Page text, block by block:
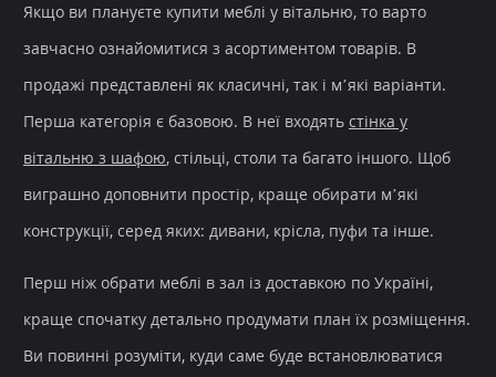
Якщо ви плануєте купити меблі у вітальню, то варто
завчасно ознайомитися з асортиментом товарів. В
продажі представлені як класичні, так і м’які варіанти.
Перша категорія є базовою. В неї входять стінка у
вітальню з шафою, стільці, столи та багато іншого. Щоб
виграшно доповнити простір, краще обирати м’які
конструкції, серед яких: дивани, крісла, пуфи та інше.
Перш ніж обрати меблі в зал із доставкою по Україні,
краще спочатку детально продумати план їх розміщення.
Ви повинні розуміти, куди саме буде встановлюватися